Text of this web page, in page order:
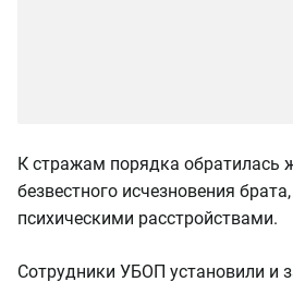
К стражам порядка обратилась
безвестного исчезновения
психическими расстройствами.
Сотрудники УБОП установили и